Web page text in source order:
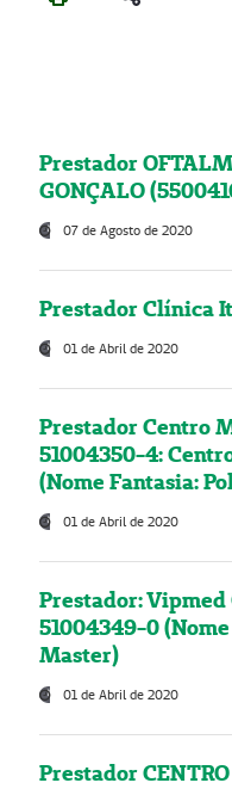
Prestador
GONÇALO
07 de Agosto de 2020
Prestador Clínica
01 de Abril de 2020
Prestador Centro
51004350-4:
(Nome Fantasia:
01 de Abril de 2020
Prestador:
51004349-0
Master)
01 de Abril de 2020
Prestador